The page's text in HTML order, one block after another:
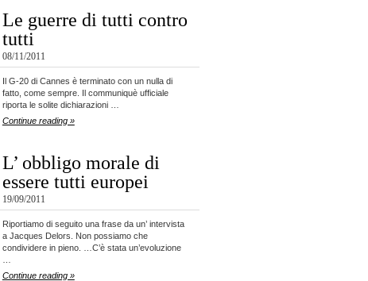
Le guerre di tutti contro
tutti
08/11/2011
Il G-20 di Cannes è terminato con un nulla di
fatto, come sempre. Il communiquè ufficiale
riporta le solite dichiarazioni …
Continue reading »
L’ obbligo morale di
essere tutti europei
19/09/2011
Riportiamo di seguito una frase da un’ intervista
a Jacques Delors. Non possiamo che
condividere in pieno. …C’è stata un’evoluzione
Continue reading »